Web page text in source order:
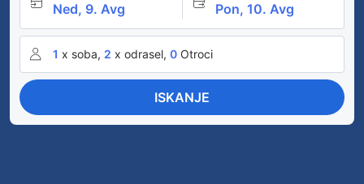
Ned, 9. Avg Pon, 10. Avg
1 x soba, 2 x odrasel, 0 Otroci
ISKANJE